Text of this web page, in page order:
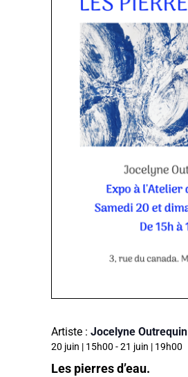
20 juin | 15h00 -21 juin | 19h00
Les pierres d’eau.
Artiste : Jocelyne Outrequin